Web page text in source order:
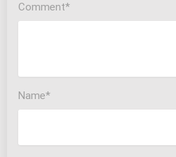
Comment*
Name*